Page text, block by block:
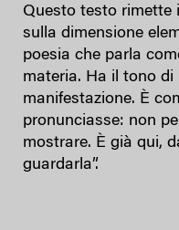
Questo testo rimette
sulla dimensione
poesia che parla
materia. Ha il tono
manifestazione. È
pronunciasse: non
mostrare. È già qui,
guardarla”.